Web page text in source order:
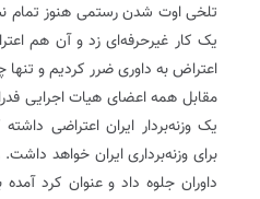
تلخی اوت شدن رستمی هنوز تمام
یک کار غیر‌حرفه‌ای زد و آن هم
اعتراض به داوری ضرر کردیم و
مقابل همه اعضای هیات اجرایی
یک وزنه‌بردار ایران اعتراضی
برای وزنه‌برداری ایران خواهد
داوران جلوه داد و عنوان کرد آمده